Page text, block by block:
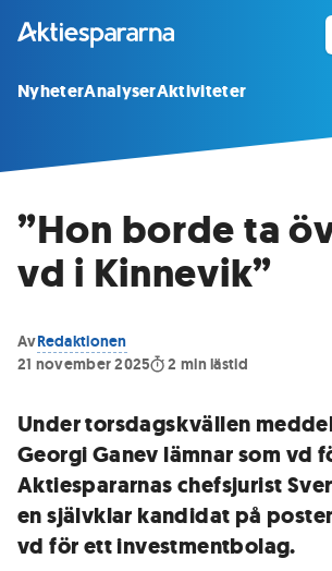
NyheterAnalyserAktiviteter
”Hon borde ta
vd i Kinnevik”
AvRedaktionen
21 november 2025
2 min lästid
Under torsdagskvällen
Georgi Ganev lämnar som vd
Aktiespararnas chefsjurist
en självklar kandidat på
vd för ett investmentbolag.